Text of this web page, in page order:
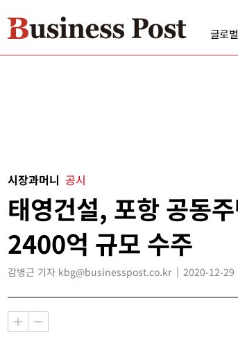
글로벌
시장과머니 공시
태영건설, 포항 공동
2400억 규모 수주
감병근 기자 kbg@businesspost.co.kr 2020-12-29